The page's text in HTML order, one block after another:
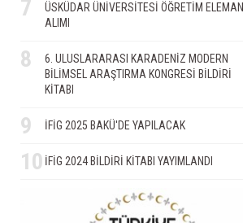
7
ÜSKÜDAR ÜNİVERSİTESİ ÖĞRETİM ELEMANI
ALIMI
8
6. ULUSLARARASI KARADENİZ MODERN
BİLİMSEL ARAŞTIRMA KONGRESİ BİLDİRİ
KİTABI
9 İFİG 2025 BAKÜ'DE YAPILACAK
10 İFİG 2024 BİLDİRİ KİTABI YAYIMLANDI